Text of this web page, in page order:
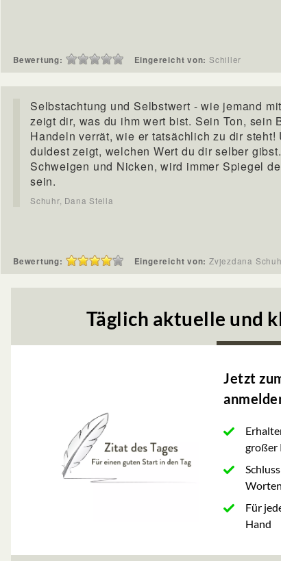
Bewertung: Eingereicht von: Schiller
Selbstachtung und Selbstwert - wie jemand
zeigt dir, was du ihm wert bist. Sein Ton, sein
Handeln verrät, wie er tatsächlich zu dir steht!
duldest zeigt, welchen Wert du dir selber
Schweigen und Nicken, wird immer Spiegel
sein.
Schuhr, Dana Stella
Bewertung: Eingereicht von: Zvjezdana